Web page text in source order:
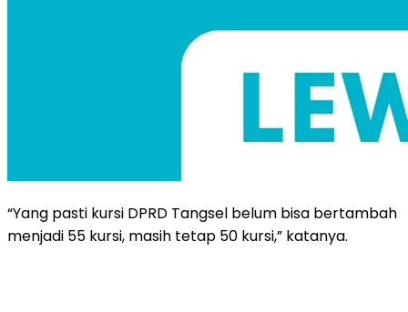
“Yang pasti kursi DPRD Tangsel belum bisa bertambah
menjadi 55 kursi, masih tetap 50 kursi,” katanya.